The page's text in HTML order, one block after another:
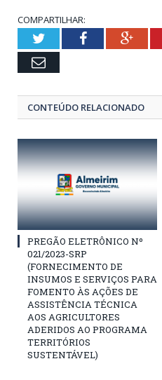
COMPARTILHAR:
TwitterFacebook
Email
CONTEÚDO RELACIONADO
PREGÃO ELETRÔNICO Nº
021/2023-SRP
(FORNECIMENTO DE
INSUMOS E SERVIÇOS PARA
FOMENTO ÀS AÇÕES DE
ASSISTÊNCIA TÉCNICA
AOS AGRICULTORES
ADERIDOS AO PROGRAMA
TERRITÓRIOS
SUSTENTÁVEL)